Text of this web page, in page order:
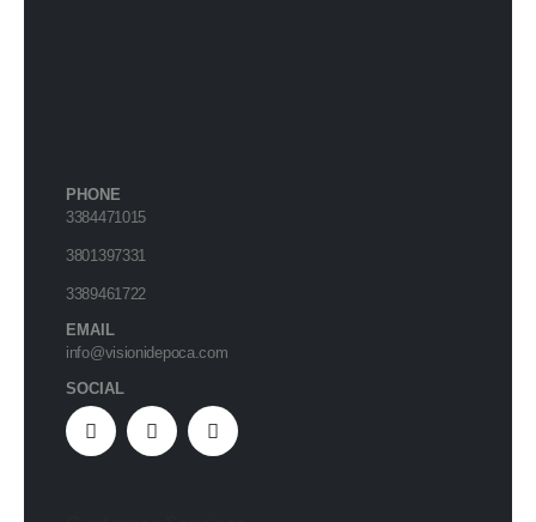
PHONE
3384471015
3801397331
3389461722
EMAIL
info@visionidepoca.com
SOCIAL